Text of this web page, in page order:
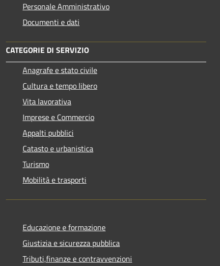
Personale Amministrativo
Documenti e dati
CATEGORIE DI SERVIZIO
Anagrafe e stato civile
Cultura e tempo libero
Vita lavorativa
Imprese e Commercio
Appalti pubblici
Catasto e urbanistica
Turismo
Mobilità e trasporti
Educazione e formazione
Giustizia e sicurezza pubblica
Tributi,finanze e contravvenzioni